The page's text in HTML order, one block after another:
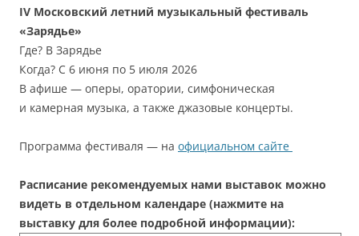
IV Московский летний музыкальный фестиваль
«Зарядье»
Где? В Зарядье
Когда? С 6 июня по 5 июля 2026
В афише — оперы, оратории, симфоническая
и камерная музыка, а также джазовые концерты.
Программа фестиваля — на официальном сайте
Расписание рекомендуемых нами выставок можно
видеть в отдельном календаре (нажмите на
выставку для более подробной информации):